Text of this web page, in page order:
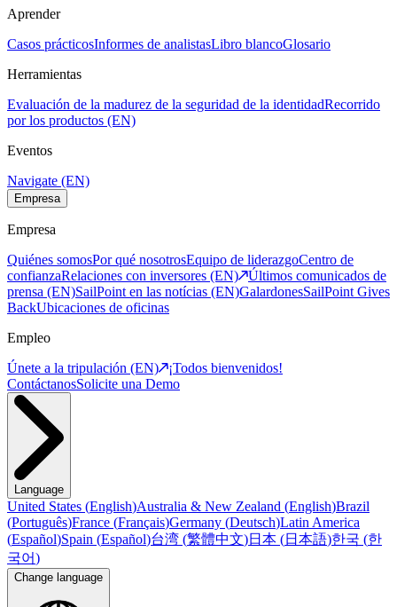
Aprender
Casos prácticosInformes de analistasLibro blancoGlosario
Herramientas
Evaluación de la madurez de la seguridad de la identidadRecorrido
por los productos (EN)
Eventos
Navigate (EN)
Empresa
Empresa
Quiénes somosPor qué nosotrosEquipo de liderazgoCentro de
confianzaRelaciones con inversores (EN)
Últimos comunicados de
prensa (EN)SailPoint en las notícias (EN)GalardonesSailPoint Gives
BackUbicaciones de oficinas
Empleo
Únete a la tripulación (EN)
¡Todos bienvenidos!
ContáctanosSolicite una Demo
Language
United States (English)Australia & New Zealand (English)Brazil
(Português)France (Français)Germany (Deutsch)Latin America
(Español)Spain (Español)台湾 (繁體中文)日本 (日本語)한국 (한
국어)
Change language